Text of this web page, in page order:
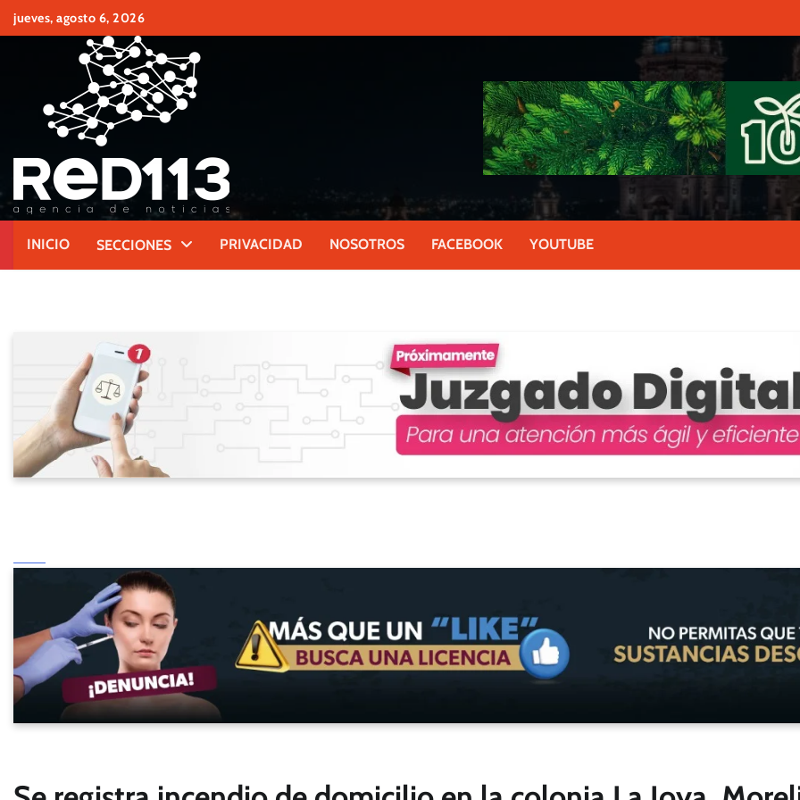
Skipjueves, agosto 6, 2026
INICIO SECCIONES PRIVACIDAD NOSOTROS FACEBOOK YOUTUBE